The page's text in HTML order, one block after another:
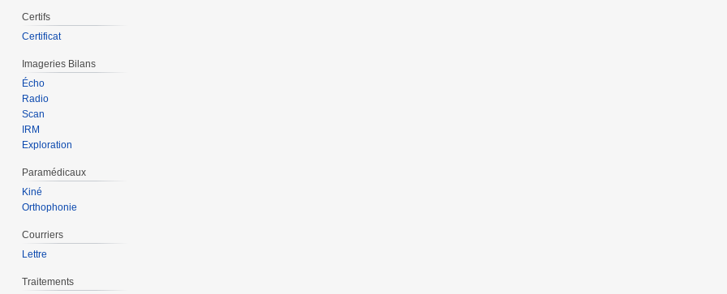
Certifs
Certificat
Imageries Bilans
Écho
Radio
Scan
IRM
Exploration
Paramédicaux
Kiné
Orthophonie
Courriers
Lettre
Traitements